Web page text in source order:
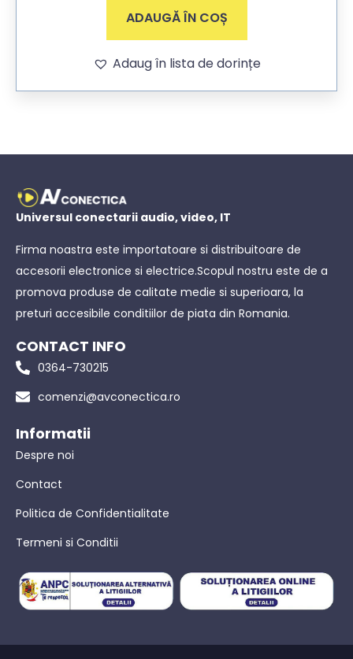
ADAUGĂ ÎN COȘ
Adaug în lista de dorințe
Universul conectarii audio, video, IT
Firma noastra este importatoare si distribuitoare de
accesorii electronice si electrice.Scopul nostru este de a
promova produse de calitate medie si superioara, la
preturi accesibile conditiilor de piata din Romania.
CONTACT INFO
0364-730215
comenzi@avconectica.ro
Informatii
Despre noi
Contact
Politica de Confidentialitate
Termeni si Conditii